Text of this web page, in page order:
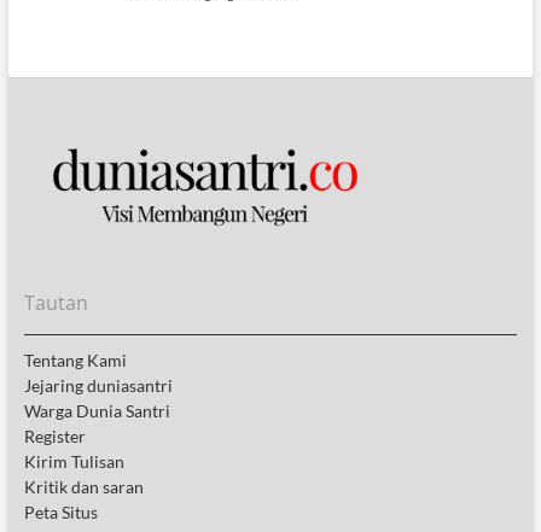
Tautan
Tentang Kami
Jejaring duniasantri
Warga Dunia Santri
Register
Kirim Tulisan
Kritik dan saran
Peta Situs